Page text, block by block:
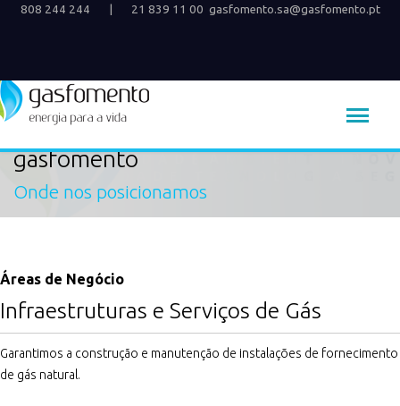
808 244 244 21 839 11 00 gasfomento.sa@gasfomento.pt
gasfomento
Onde nos posicionamos
Áreas de Negócio
Infraestruturas e Serviços de Gás
Garantimos a construção e manutenção de instalações de fornecimento
de gás natural.